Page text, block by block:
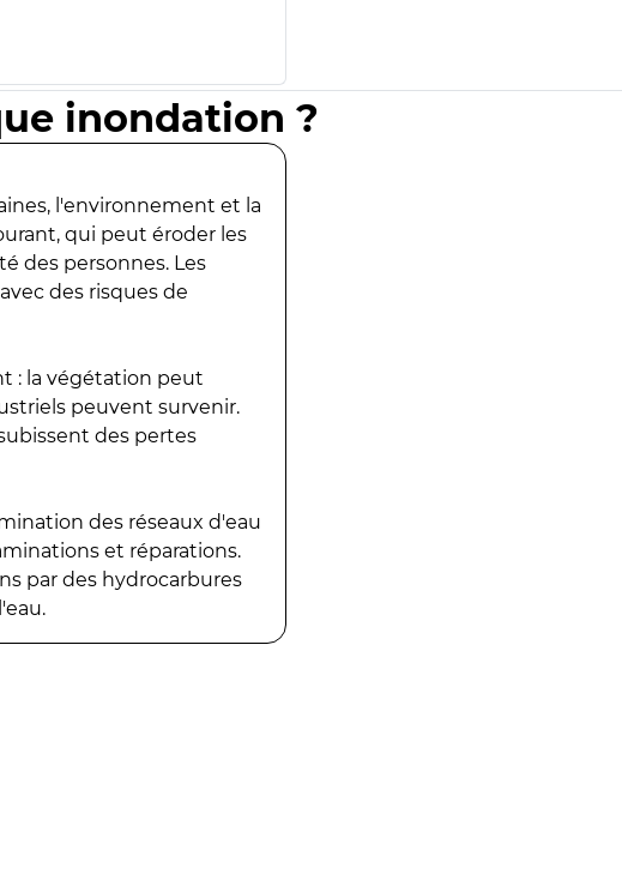
inondation ?
l'environnement et la
qui peut éroder les
des personnes. Les
des risques de
: la végétation peut
peuvent survenir.
des pertes
des réseaux d'eau
et réparations.
par des hydrocarbures